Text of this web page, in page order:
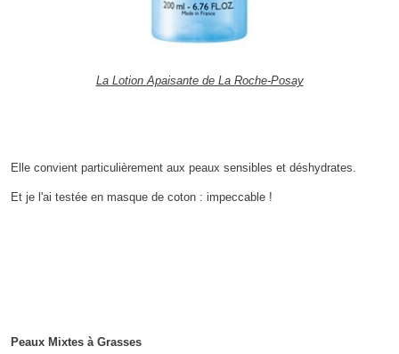
La Lotion Apaisante de La Roche-Posay
Elle convient particulièrement aux peaux sensibles et déshydrates.
Et je l'ai testée en masque de coton : impeccable !
Peaux Mixtes à Grasses